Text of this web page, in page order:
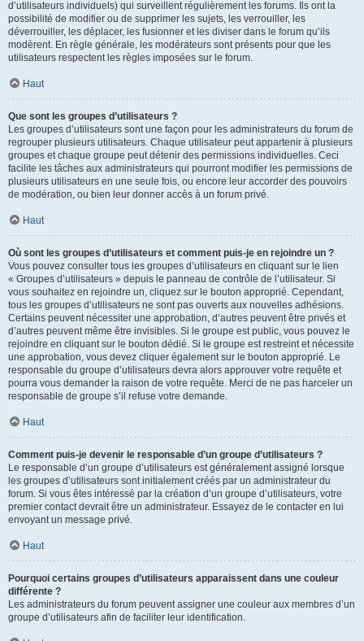
d’utilisateurs individuels) qui surveillent régulièrement les forums. Ils ont la
possibilité de modifier ou de supprimer les sujets, les verrouiller, les
déverrouiller, les déplacer, les fusionner et les diviser dans le forum qu’ils
modèrent. En règle générale, les modérateurs sont présents pour que les
utilisateurs respectent les règles imposées sur le forum.
Haut
Que sont les groupes d’utilisateurs ?
Les groupes d’utilisateurs sont une façon pour les administrateurs du forum de
regrouper plusieurs utilisateurs. Chaque utilisateur peut appartenir à plusieurs
groupes et chaque groupe peut détenir des permissions individuelles. Ceci
facilite les tâches aux administrateurs qui pourront modifier les permissions de
plusieurs utilisateurs en une seule fois, ou encore leur accorder des pouvoirs
de modération, ou bien leur donner accès à un forum privé.
Haut
Où sont les groupes d’utilisateurs et comment puis-je en rejoindre un ?
Vous pouvez consulter tous les groupes d’utilisateurs en cliquant sur le lien
« Groupes d’utilisateurs » depuis le panneau de contrôle de l’utilisateur. Si
vous souhaitez en rejoindre un, cliquez sur le bouton approprié. Cependant,
tous les groupes d’utilisateurs ne sont pas ouverts aux nouvelles adhésions.
Certains peuvent nécessiter une approbation, d’autres peuvent être privés et
d’autres peuvent même être invisibles. Si le groupe est public, vous pouvez le
rejoindre en cliquant sur le bouton dédié. Si le groupe est restreint et nécessite
une approbation, vous devez cliquer également sur le bouton approprié. Le
responsable du groupe d’utilisateurs devra alors approuver votre requête et
pourra vous demander la raison de votre requête. Merci de ne pas harceler un
responsable de groupe s’il refuse votre demande.
Haut
Comment puis-je devenir le responsable d’un groupe d’utilisateurs ?
Le responsable d’un groupe d’utilisateurs est généralement assigné lorsque
les groupes d’utilisateurs sont initialement créés par un administrateur du
forum. Si vous êtes intéressé par la création d’un groupe d’utilisateurs, votre
premier contact devrait être un administrateur. Essayez de le contacter en lui
envoyant un message privé.
Haut
Pourquoi certains groupes d’utilisateurs apparaissent dans une couleur
différente ?
Les administrateurs du forum peuvent assigner une couleur aux membres d’un
groupe d’utilisateurs afin de faciliter leur identification.